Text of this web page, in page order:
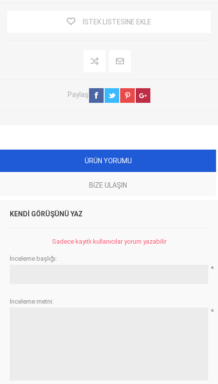
İSTEK LISTESINE EKLE
Paylaş
ÜRÜN YORUMU
BIZE ULAŞIN
KENDI GÖRÜŞÜNÜ YAZ
Sadece kayıtlı kullanıcılar yorum yazabilir
İnceleme başlığı:
*
İnceleme metni:
*